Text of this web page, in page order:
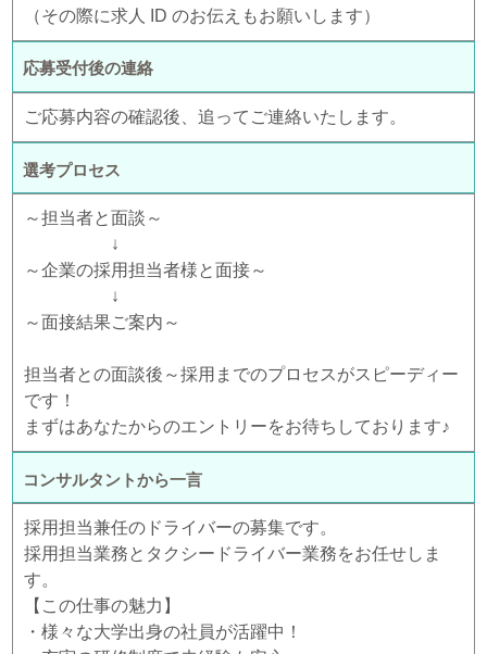
（その際に求人 ID のお伝えもお願いします）
応募受付後の連絡
ご応募内容の確認後、追ってご連絡いたします。
選考プロセス
～担当者と面談～
↓
～企業の採用担当者様と面接～
↓
～面接結果ご案内～
担当者との面談後～採用までのプロセスがスピーディー
です！
まずはあなたからのエントリーをお待ちしております♪
コンサルタントから一言
採用担当兼任のドライバーの募集です。
採用担当業務とタクシードライバー業務をお任せしま
す。
【この仕事の魅力】
・様々な大学出身の社員が活躍中！